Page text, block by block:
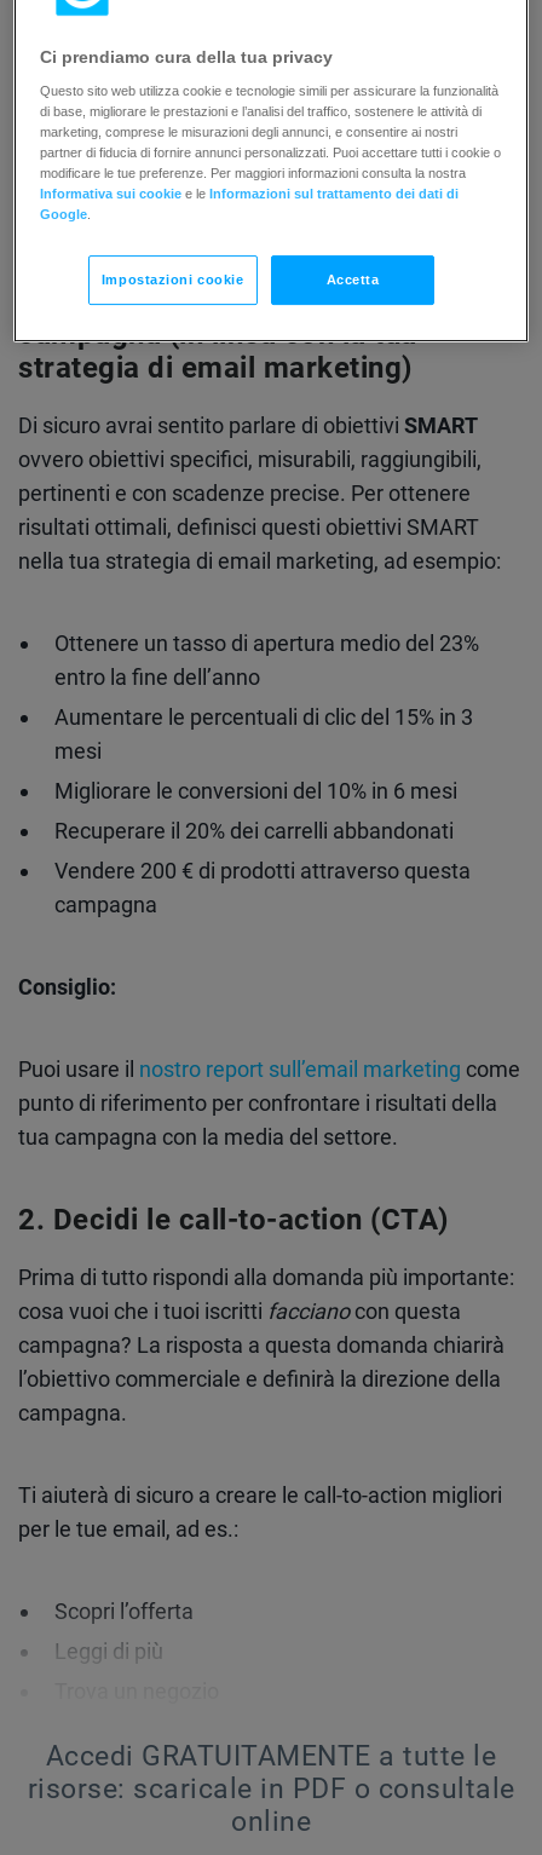
risultati.
Pronto per creare una campagna di email
marketing performante?
Segui questi sei passaggi!
Imposta obiettivi SMART per la
campagna (in linea con la tua
strategia di email marketing)
Di sicuro avrai sentito parlare di obiettivi SMART
ovvero obiettivi specifici, misurabili, raggiungibili,
pertinenti e con scadenze precise. Per ottenere
risultati ottimali, definisci questi obiettivi SMART
nella tua strategia di email marketing, ad esempio:
Ottenere un tasso di apertura medio del 23%
entro la fine dell’anno
Aumentare le percentuali di clic del 15% in 3
mesi
Migliorare le conversioni del 10% in 6 mesi
Recuperare il 20% dei carrelli abbandonati
Vendere 200 € di prodotti attraverso questa
campagna
Consiglio:
Puoi usare il nostro report sull’email marketing come
punto di riferimento per confrontare i risultati della
tua campagna con la media del settore.
Decidi le call-to-action (CTA)
Prima di tutto rispondi alla domanda più importante:
cosa vuoi che i tuoi iscritti faccianocon questa
campagna? La risposta a questa domanda chiarirà
l’obiettivo commerciale e definirà la direzione della
campagna.
Ti aiuterà di sicuro a creare le call-to-action migliori
per le tue email, ad es.:
Scopri l’offerta
Leggi di più
Acquista [prodotto]
Accedi GRATUITAMENTE a tutte le
risorse: scaricale in PDF o consultale
online
Ci prendiamo cura della tua privacy
Questo sito web utilizza cookie e tecnologie simili per assicurare la funzionalità
di base, migliorare le prestazioni e l’analisi del traffico, sostenere le attività di
marketing, comprese le misurazioni degli annunci, e consentire ai nostri
partner di fiducia di fornire annunci personalizzati. Puoi accettare tutti i cookie o
modificare le tue preferenze. Per maggiori informazioni consulta la nostra
Informativa sui cookie e leInformazioni sul trattamento dei dati di
Google
Impostazioni cookie Accetta